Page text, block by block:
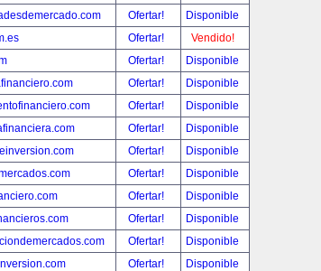
Ofertar!
Disponible
Ofertar!
Vendido!
Ofertar!
Disponible
Ofertar!
Disponible
Ofertar!
Disponible
Ofertar!
Disponible
Ofertar!
Disponible
Ofertar!
Disponible
Ofertar!
Disponible
Ofertar!
Disponible
Ofertar!
Disponible
Ofertar!
Disponible